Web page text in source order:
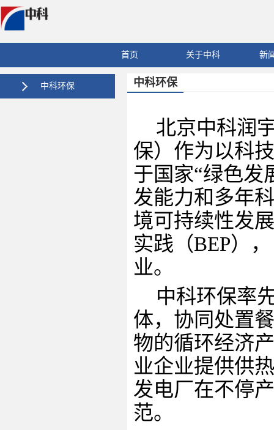
首页 关于中科 新
中科环保 中科环保
北京中科润
保）作为以科
于国家“绿色发
发能力和多年
境可持续性发
实践（BEP）
业。
中科环保率
体，协同处置
物的循环经济
业企业提供供
发电厂在不停
范。